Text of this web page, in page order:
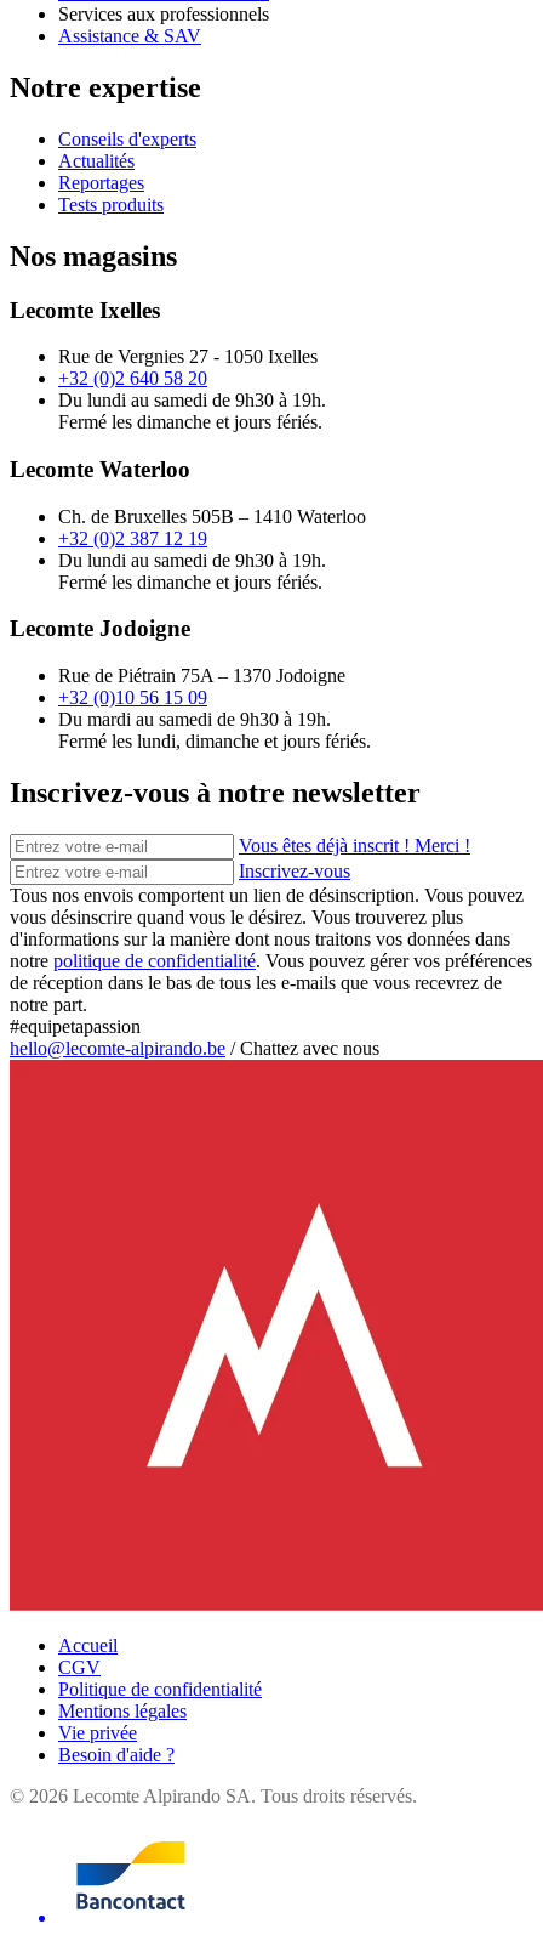
Services aux professionnels
Assistance & SAV
Notre expertise
Conseils d'experts
Actualités
Reportages
Tests produits
Nos magasins
Lecomte Ixelles
Rue de Vergnies 27 - 1050 Ixelles
+32 (0)2 640 58 20
Du lundi au samedi de 9h30 à 19h.
Fermé les dimanche et jours fériés.
Lecomte Waterloo
Ch. de Bruxelles 505B – 1410 Waterloo
+32 (0)2 387 12 19
Du lundi au samedi de 9h30 à 19h.
Fermé les dimanche et jours fériés.
Lecomte Jodoigne
Rue de Piétrain 75A – 1370 Jodoigne
+32 (0)10 56 15 09
Du mardi au samedi de 9h30 à 19h.
Fermé les lundi, dimanche et jours fériés.
Inscrivez-vous à notre newsletter
Vous êtes déjà inscrit ! Merci !
Inscrivez-vous
Tous nos envois comportent un lien de désinscription. Vous pouvez
vous désinscrire quand vous le désirez. Vous trouverez plus
d'informations sur la manière dont nous traitons vos données dans
notre politique de confidentialité. Vous pouvez gérer vos préférences
de réception dans le bas de tous les e-mails que vous recevrez de
notre part.
#equipetapassion
hello@lecomte-alpirando.be /Chattez avec nous
Accueil
CGV
Politique de confidentialité
Mentions légales
Vie privée
Besoin d'aide ?
© 2026 Lecomte Alpirando SA. Tous droits réservés.